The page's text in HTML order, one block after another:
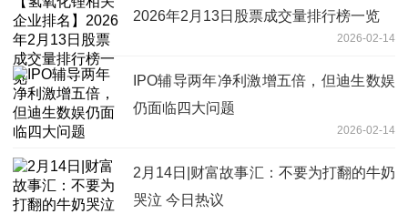
2026年2月13日股票成交量排行榜一览
2026-02-14
IPO辅导两年净利激增五倍，但迪生数娱
仍面临四大问题
2026-02-14
2月14日|财富故事汇：不要为打翻的牛奶
哭泣 今日热议